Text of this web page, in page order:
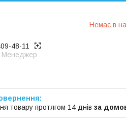
Немає в
48-11
Менеджер
товару протягом 14 днів за